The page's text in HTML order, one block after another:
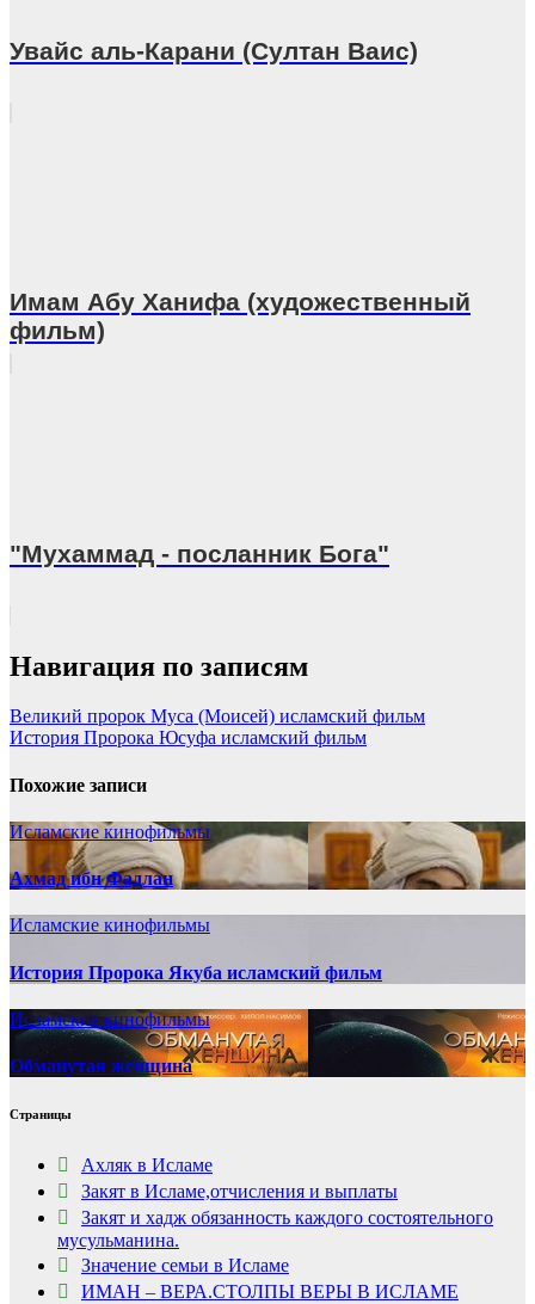
Увайс аль-Карани (Султан Ваис)
Имам Абу Ханифа (художественный
фильм)
"Мухаммад - посланник Бога"
Навигация по записям
Великий пророк Муса (Моисей) исламский фильм
История Пророка Юсуфа исламский фильм
Похожие записи
Исламские кинофильмы
Ахмад ибн Фадлан
Исламские кинофильмы
История Пророка Якуба исламский фильм
Исламские кинофильмы
Обманутая женщина
Страницы
Ахляк в Исламе
Закят в Исламе,отчисления и выплаты
Закят и хадж обязанность каждого состоятельного
мусульманина.
Значение семьи в Исламе
ИМАН – ВЕРА.СТОЛПЫ ВЕРЫ В ИСЛАМЕ